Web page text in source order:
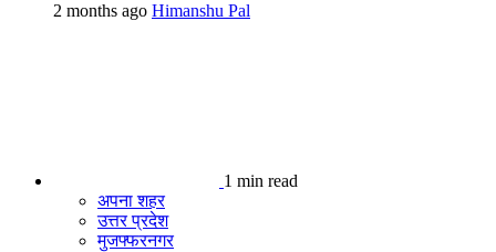
2 months ago Himanshu Pal
1 min read
अपना शहर
उत्तर प्रदेश
मुजफ्फरनगर